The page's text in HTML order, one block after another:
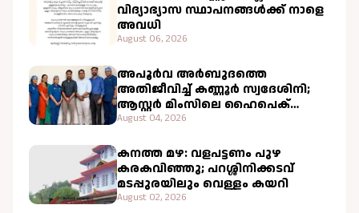
വിദ്യാഭ്യാസ സ്ഥാപനങ്ങൾക്ക് നാളെ
അവധി
August 06, 2026
അപൂർവ അർബുദത്തെ
അതിജീവിച്ച് കണ്ണൂർ സ്വദേശിനി;
ആസ്റ്റർ മിംസിലെ ഹൈപെക്
ചികിത്സ വിജയകരം
August 04, 2026
കനത്ത മഴ: വളപട്ടണം പുഴ
കരകവിഞ്ഞു; പറശ്ശിനിക്കടവ്
മടപ്പുരയിലും വെള്ളം കയറി
August 02, 2026